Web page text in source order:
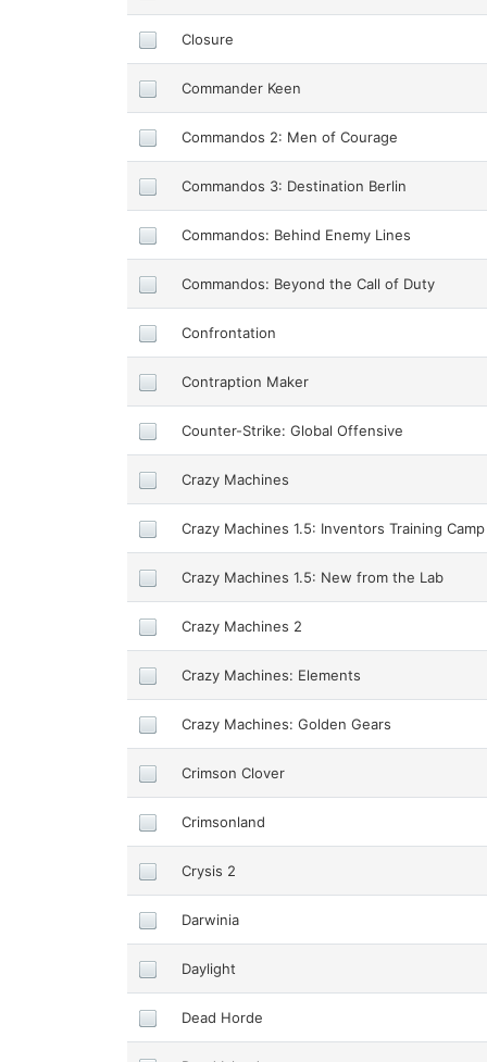
Closure
Commander Keen
Commandos 2: Men of Courage
Commandos 3: Destination Berlin
Commandos: Behind Enemy Lines
Commandos: Beyond the Call of Duty
Confrontation
Contraption Maker
Counter-Strike: Global Offensive
Crazy Machines
Crazy Machines 1.5: Inventors Training Camp
Crazy Machines 1.5: New from the Lab
Crazy Machines 2
Crazy Machines: Elements
Crazy Machines: Golden Gears
Crimson Clover
Crimsonland
Crysis 2
Darwinia
Daylight
Dead Horde